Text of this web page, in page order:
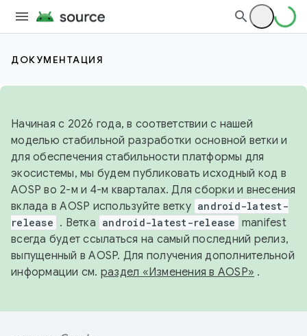
ДОКУМЕНТАЦИЯ
Начиная с 2026 года, в соответствии с нашей
моделью стабильной разработки основной ветки и
для обеспечения стабильности платформы для
экосистемы, мы будем публиковать исходный код в
AOSP во 2-м и 4-м кварталах. Для сборки и внесения
вклада в AOSP используйте ветку android-latest-
release . Ветка android-latest-release manifest
всегда будет ссылаться на самый последний релиз,
выпущенный в AOSP. Для получения дополнительной
информации см. раздел «Изменения в AOSP» .